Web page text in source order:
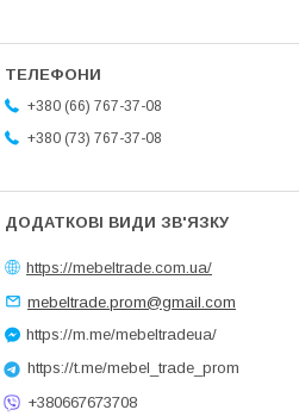
+380 (66) 767-37-08
+380 (73) 767-37-08
https://mebeltrade.com.ua/
mebeltrade.prom@gmail.com
https://m.me/mebeltradeua/
https://t.me/mebel_trade_prom
+380667673708